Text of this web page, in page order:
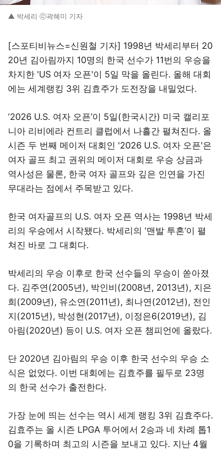
▲ 박세리 ⓒ곽혜미 기자
[스포티비뉴스=신원철 기자] 1998년 박세리부터 20
20년 김아림까지 10명의 한국 선수가 11번의 우승을
차지한 'US 여자 오픈'이 5일 막을 올린다. 올해 대회
에는 세계랭킹 3위 김효주가 도전장을 내밀었다.
‘2026 U.S. 여자 오픈’이 5일(한국시간) 미국 캘리포
니아 리비에라 컨트리 클럽에서 나흘간 펼쳐진다. 올
시즌 두 번째 메이저 대회인 '2026 U.S. 여자 오픈'은
여자 골프 최고 권위의 메이저 대회로 우승 상금과
역사성은 물론, 한국 여자 골프와 깊은 인연을 가진
무대라는 점에서 주목받고 있다.
한국 여자골프의 U.S. 여자 오픈 역사는 1998년 박세
리의 우승에서 시작됐다. 박세리의 ‘맨발 투혼’이 펼
쳐진 바로 그 대회다.
박세리의 우승 이후로 한국 선수들의 우승이 쏟아졌
다. 김주연(2005년), 박인비(2008년, 2013년), 지은
희(2009년), 유소연(2011년), 최나연(2012년), 전인
지(2015년), 박성현(2017년), 이정은6(2019년), 김
아림(2020년) 등이 U.S. 여자 오픈 챔피언에 올랐다.
단 2020년 김아림의 우승 이후 한국 선수의 우승 소
식은 없었다. 이번 대회에는 김효주를 필두로 23명
의 한국 선수가 출전한다.
가장 눈에 띄는 선수는 역시 세계 랭킹 3위 김효주다.
김효주는 올 시즌 LPGA 투어에서 2승과 네 차례 톱1
0을 기록하며 최고의 시즌을 보내고 있다. 지난 4월